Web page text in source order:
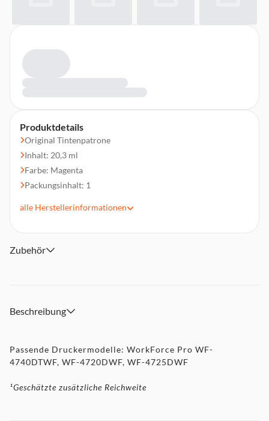
Produktdetails
Original Tintenpatrone
Inhalt: 20,3 ml
Farbe: Magenta
Packungsinhalt: 1
alle Herstellerinformationen
Zubehör
Beschreibung
Passende Druckermodelle: WorkForce Pro WF-
4740DTWF, WF-4720DWF, WF-4725DWF
¹Geschätzte zusätzliche Reichweite